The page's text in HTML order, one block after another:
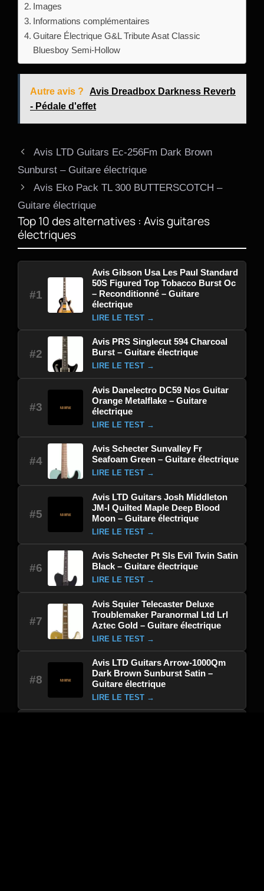
Images
Informations complémentaires
Guitare Électrique G&L Tribute Asat Classic
Bluesboy Semi-Hollow
Autre avis ?
Avis Dreadbox Darkness Reverb
- Pédale d'effet
Avis LTD Guitars Ec-256Fm Dark Brown
Sunburst – Guitare électrique
Avis Eko Pack TL 300 BUTTERSCOTCH –
Guitare électrique
Top 10 des alternatives : Avis guitares
électriques
#1
Avis Gibson Usa Les Paul Standard
50S Figured Top Tobacco Burst Oc
– Reconditionné – Guitare
électrique
LIRE LE TEST →
#2
Avis PRS Singlecut 594 Charcoal
Burst – Guitare électrique
LIRE LE TEST →
#3
Avis Danelectro DC59 Nos Guitar
Orange Metalflake – Guitare
électrique
LIRE LE TEST →
#4
Avis Schecter Sunvalley Fr
Seafoam Green – Guitare électrique
LIRE LE TEST →
#5
Avis LTD Guitars Josh Middleton
JM-I Quilted Maple Deep Blood
Moon – Guitare électrique
LIRE LE TEST →
#6
Avis Schecter Pt Sls Evil Twin Satin
Black – Guitare électrique
LIRE LE TEST →
#7
Avis Squier Telecaster Deluxe
Troublemaker Paranormal Ltd Lrl
Aztec Gold – Guitare électrique
LIRE LE TEST →
#8
Avis LTD Guitars Arrow-1000Qm
Dark Brown Sunburst Satin –
Guitare électrique
LIRE LE TEST →